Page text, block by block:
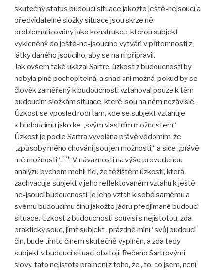
skutečný status budoucí situace jakožto ještě-nejsoucí a
předvídatelné složky situace jsou skrze ně
problematizovány jako konstrukce, kterou subjekt
vykloněný do ještě-ne-jsoucího vytváří v přítomnosti z
látky daného jsoucího, aby se na ni připravil.
Jak ovšem také ukázal Sartre, úzkost z budoucnosti by
nebyla plně pochopitelná, a snad ani možná, pokud by se
člověk zaměřený k budoucnosti vztahoval pouze k těm
budoucím složkám situace, které jsou na něm nezávislé.
Úzkost se vposled rodí tam, kde se subjekt vztahuje
k budoucímu jako ke „svým vlastním možnostem“.
Úzkost je podle Sartra vyvolána právě vědomím, že
„způsoby mého chování jsou jen možnosti,“ a sice „právě
mé možnosti“.[19] V návaznosti na výše provedenou
analýzu bychom mohli říci, že těžištěm úzkosti, která
zachvacuje subjekt v jeho reflektovaném vztahu k ještě
ne-jsoucí budoucnosti, je jeho vztah k sobě samému a
svému budoucímu činu jakožto jádru předjímané budoucí
situace. Úzkost z budoucnosti souvisí s nejistotou, zda
praktický soud, jímž subjekt „prázdně míní“ svůj budoucí
čin, bude tímto činem skutečně vyplněn, a zda tedy
subjekt v budoucí situaci obstojí. Řečeno Sartrovými
slovy, tato nejistota pramení z toho, že „to, co jsem, není